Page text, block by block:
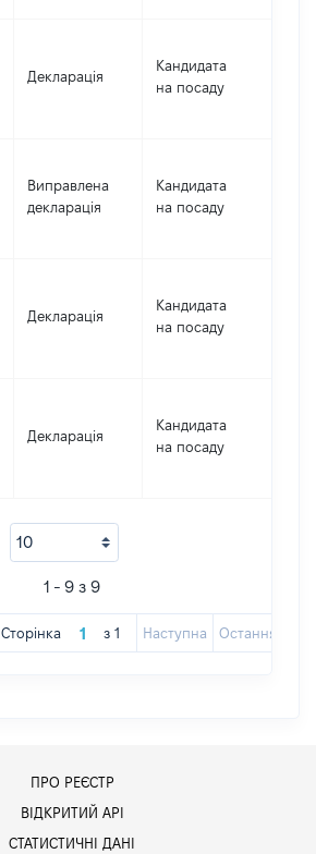
Декларація
Кандидата
на посаду
Виправлена
декларація
Кандидата
на посаду
Декларація
Кандидата
на посаду
Декларація
Кандидата
на посаду
1 - 9 з 9
Сторінка з 1 Наступна Остання
ПРО РЕЄСТР
ВІДКРИТИЙ АРІ
СТАТИСТИЧНІ ДАНІ